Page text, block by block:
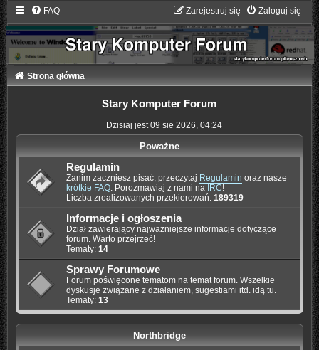
FAQ Zaloguj się
Zarejestruj się
Strona główna
Stary Komputer Forum
Dzisiaj jest 09 sie 2026, 04:24
Poważne
Regulamin
Zanim zaczniesz pisać, przeczytaj Regulamin oraz nasze
krótkie FAQ. Porozmawiaj z nami na IRC!
Liczba zrealizowanych przekierowań: 189319
Informacje i ogłoszenia
Dział zawierający najważniejsze informacje dotyczące
forum. Warto przejrzeć!
Tematy: 14
Sprawy Forumowe
Forum poświęcone tematom na temat forum. Wszelkie
dyskusje związane z działaniem, sugestiami itd. idą tu.
Tematy: 13
Northbridge